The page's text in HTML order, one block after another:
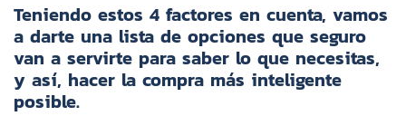
Teniendo estos 4 factores en cuenta, vamos
a darte una lista de opciones que seguro
van a servirte para saber lo que necesitas,
y así, hacer la compra más inteligente
posible.